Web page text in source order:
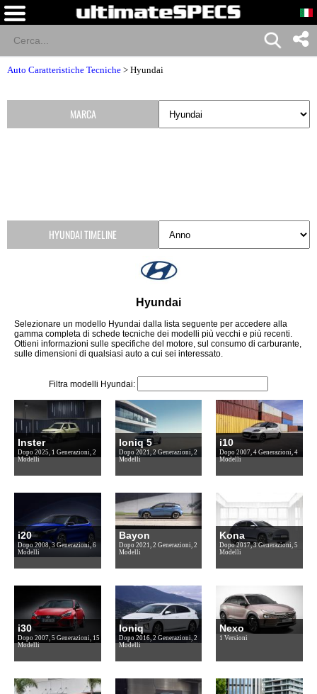
Auto Caratteristiche Tecniche > Hyundai
Hyundai
Selezionare un modello Hyundai dalla lista seguente per accedere alla
gamma completa di schede tecniche dei modelli più vecchi e più recenti.
Ottieni informazioni sulle specifiche del motore, sul consumo di carburante,
sulle dimensioni di qualsiasi auto a cui sei interessato.
Filtra modelli Hyundai:
Inster
Dopo 2025, 1 Generazioni, 2
Modelli
Ioniq 5
Dopo 2021, 2 Generazioni, 2
Modelli
i10
Dopo 2007, 4 Generazioni, 4
Modelli
i20
Dopo 2008, 3 Generazioni, 6
Modelli
Bayon
Dopo 2021, 2 Generazioni, 2
Modelli
Kona
Dopo 2017, 3 Generazioni, 5
Modelli
i30
Dopo 2007, 5 Generazioni, 15
Modelli
Ioniq
Dopo 2016, 2 Generazioni, 2
Modelli
Nexo
1 Versioni
MARCA
HYUNDAI TIMELINE